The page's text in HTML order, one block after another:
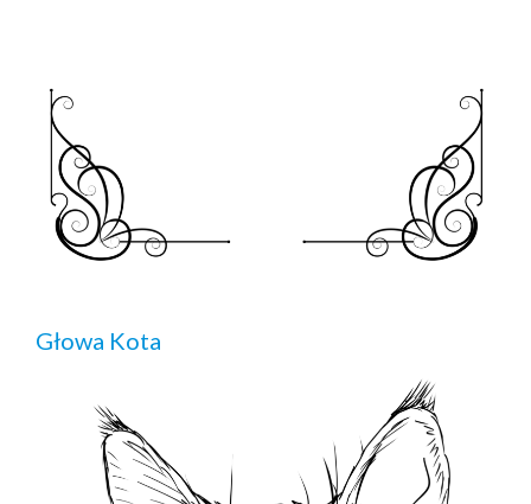
Głowa Kota